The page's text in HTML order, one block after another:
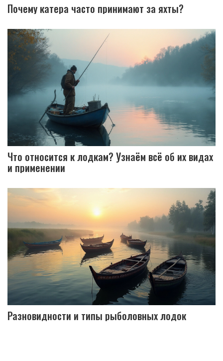
Почему катера часто принимают за яхты?
Что относится к лодкам? Узнаём всё об их видах
и применении
Разновидности и типы рыболовных лодок